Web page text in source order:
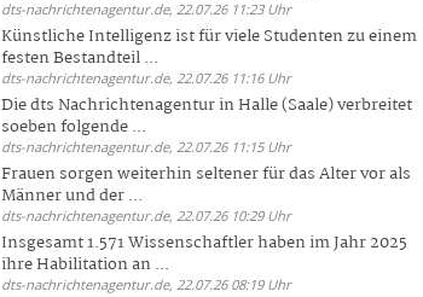
dts-nachrichtenagentur.de, 22.07.26 11:23 Uhr
Künstliche Intelligenz ist für viele Studenten zu einem
festen Bestandteil ...
dts-nachrichtenagentur.de, 22.07.26 11:16 Uhr
Die dts Nachrichtenagentur in Halle (Saale) verbreitet
soeben folgende ...
dts-nachrichtenagentur.de, 22.07.26 11:15 Uhr
Frauen sorgen weiterhin seltener für das Alter vor als
Männer und der ...
dts-nachrichtenagentur.de, 22.07.26 10:29 Uhr
Insgesamt 1.571 Wissenschaftler haben im Jahr 2025
ihre Habilitation an ...
dts-nachrichtenagentur.de, 22.07.26 08:19 Uhr